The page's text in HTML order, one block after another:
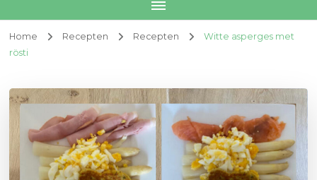
Home Recepten Recepten
Witte asperges met
rösti